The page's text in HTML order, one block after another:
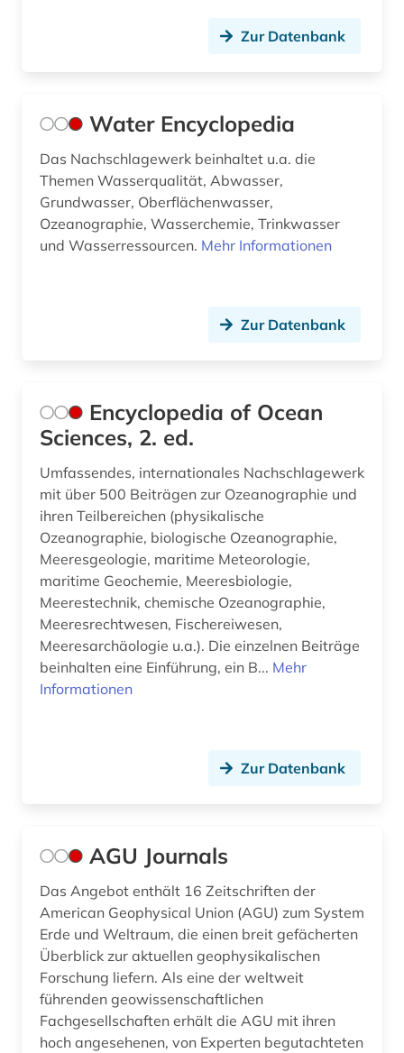
Zur Datenbank
Water Encyclopedia
Das Nachschlagewerk beinhaltet u.a. die
Themen Wasserqualität, Abwasser,
Grundwasser, Oberflächenwasser,
Ozeanographie, Wasserchemie, Trinkwasser
und Wasserressourcen. Mehr Informationen
Zur Datenbank
Encyclopedia of Ocean
Sciences, 2. ed.
Umfassendes, internationales Nachschlagewerk
mit über 500 Beiträgen zur Ozeanographie und
ihren Teilbereichen (physikalische
Ozeanographie, biologische Ozeanographie,
Meeresgeologie, maritime Meteorologie,
maritime Geochemie, Meeresbiologie,
Meerestechnik, chemische Ozeanographie,
Meeresrechtwesen, Fischereiwesen,
Meeresarchäologie u.a.). Die einzelnen Beiträge
beinhalten eine Einführung, ein B... Mehr
Informationen
Zur Datenbank
AGU Journals
Das Angebot enthält 16 Zeitschriften der
American Geophysical Union (AGU) zum System
Erde und Weltraum, die einen breit gefächerten
Überblick zur aktuellen geophysikalischen
Forschung liefern. Als eine der weltweit
führenden geowissenschaftlichen
Fachgesellschaften erhält die AGU mit ihren
hoch angesehenen, von Experten begutachteten